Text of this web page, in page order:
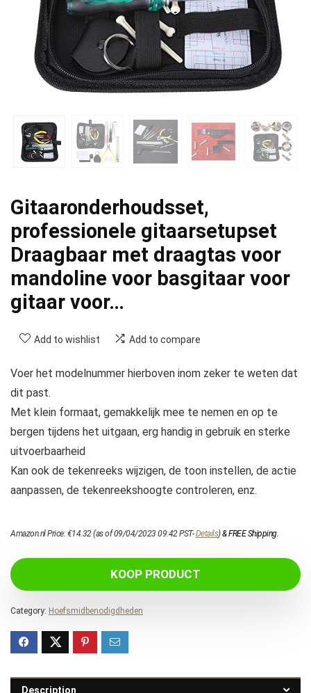
Gitaaronderhoudsset,
professionele gitaarsetupset
Draagbaar met draagtas voor
mandoline voor basgitaar voor
gitaar voor…
Add to wishlist Add to compare
Voer het modelnummer hierboven inom zeker te weten dat
dit past.
Met klein formaat, gemakkelijk mee te nemen en op te
bergen tijdens het uitgaan, erg handig in gebruik en sterke
uitvoerbaarheid
Kan ook de tekenreeks wijzigen, de toon instellen, de actie
aanpassen, de tekenreekshoogte controleren, enz.
Amazon.nl Price:€14.32 (as of 09/04/2023 09:42 PST-Details)&FREE Shipping.
KOOP PRODUCT
Category: Hoefsmidbenodigdheden
Description